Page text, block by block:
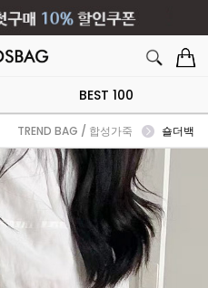
BEST 100
TREND BAG / 합성가죽 숄더백